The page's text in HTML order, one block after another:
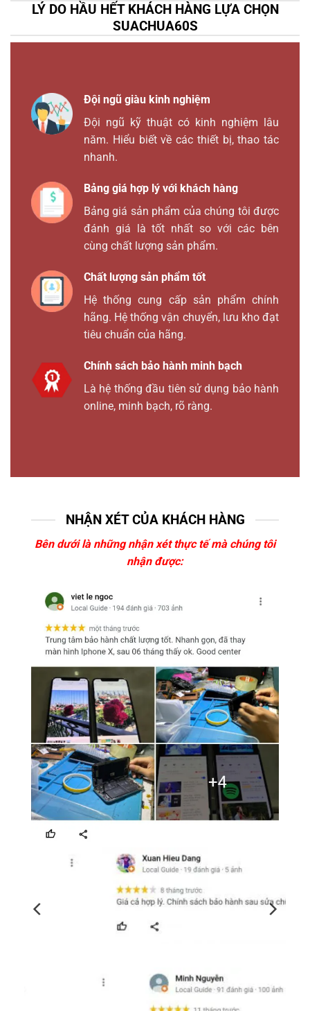
LÝ DO HẦU HẾT KHÁCH HÀNG LỰA CHỌN
SUACHUA60S
Đội ngũ giàu kinh nghiệm
Đội ngũ kỹ thuật có kinh nghiệm lâu
năm. Hiểu biết về các thiết bị, thao tác
nhanh.
Bảng giá hợp lý với khách hàng
Bảng giá sản phẩm của chúng tôi được
đánh giá là tốt nhất so với các bên
cùng chất lượng sản phẩm.
Chất lượng sản phẩm tốt
Hệ thống cung cấp sản phẩm chính
hãng. Hệ thống vận chuyển, lưu kho đạt
tiêu chuẩn của hãng.
Chính sách bảo hành minh bạch
Là hệ thống đầu tiên sử dụng bảo hành
online, minh bạch, rõ ràng.
NHẬN XÉT CỦA KHÁCH HÀNG
Bên dưới là những nhận xét thực tế mà chúng tôi
nhận được: